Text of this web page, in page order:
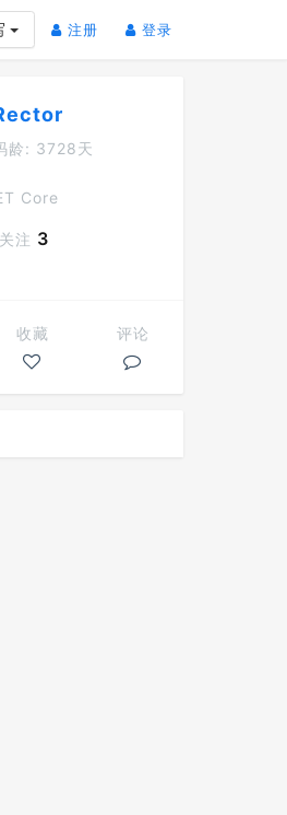
注册 (current)
登录
龄: 3728天
Core
关注 3
收藏 评论